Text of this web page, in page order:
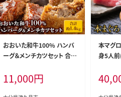
おおいた和牛100% ハンバ
ーグ＆メンチカツセット 合計
ーグ 揚げ物 おかず お弁当
小分け 時短料理 レンジ 惣
11,000円
本マグ
身5人
久見市